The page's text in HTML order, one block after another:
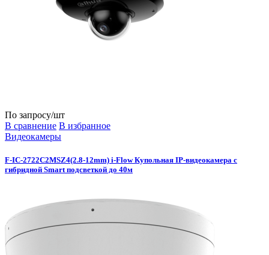
По запросу/шт
В сравнение В избранное
Видеокамеры
F-IC-2722C2MSZ4(2.8-12mm) i-Flow Купольная IP-видеокамера с
гибридной Smart подсветкой до 40м